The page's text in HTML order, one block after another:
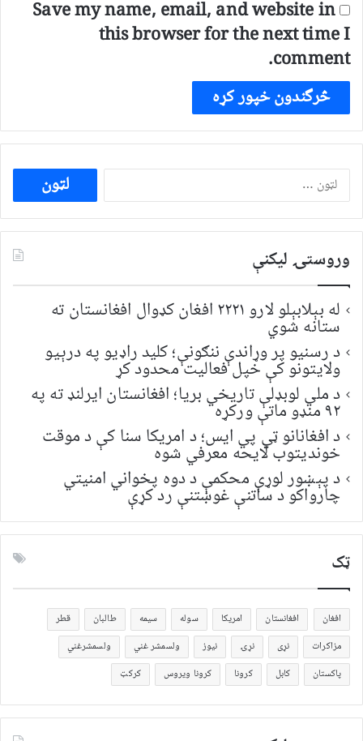
Save my name, email, and website in
this browser for the next time I
comment.
ددی
لپاره
لټون:
وروستۍ ليکنې
له بېلابېلو لارو ۲۲۲۱ افغان کډوال افغانستان ته
ستانه شوي
د رسنیو پر وړاندې ننګونې؛ کلید راډیو په درېیو
ولایتونو کې خپل فعالیت محدود کړ
د ملي لوبډلې تاریخي بریا؛ افغانستان ایرلنډ ته په
۹۲ منډو ماتې ورکړه
د افغانانو ټي پي ایس؛ د امریکا سنا کې د موقت
خونديتوب لایحه معرفي شوه
د پېښور لوړې محکمې د دوه پخواني امنیتي
چارواکو د ساتنې غوښتنې رد کړې
ټک
افغان افغانستان امریکا سوله سیمه طالبان
قطر
مزاکرات
نړی نړۍ نیوز ولسمشر غني
ولسمشرغني
پاکستان
کابل کرونا کرونا ویروس کرکټ